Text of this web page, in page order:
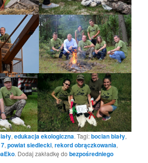
,edukacja ekologiczna. Tagi:bocian biały,
,powiat siedlecki,rekord obrączkowania,
. Dodaj zakładkę dobezpośredniego